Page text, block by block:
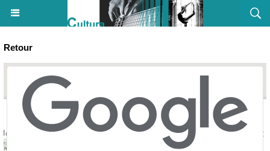
Retour
de l’Art Roman dans l'Alta Rocca / Conférence et concert